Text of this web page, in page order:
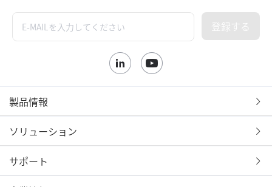
登録する
製品情報
ソリューション
サポート